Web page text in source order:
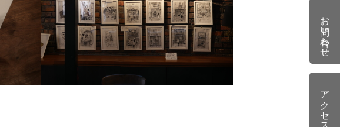
お問い合わせ
アクセス